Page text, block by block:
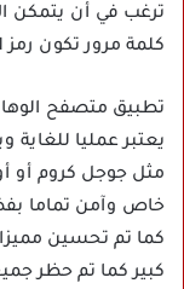
ترغب في أن يتمكن
كلمة مرور تكون رمز PIN أو متصلة بصورة البصمة.
يعتبر عمليا للغاية
مثل جوجل كروم أو
خاص وآمن تماما
كما تم تحسين
كبير كما تم حظر